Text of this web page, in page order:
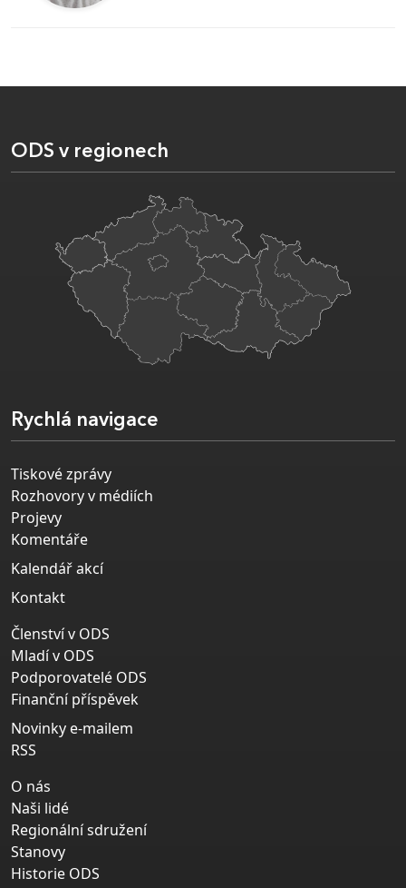
ODS v regionech
Rychlá navigace
Tiskové zprávy
Rozhovory v médiích
Projevy
Komentáře
Kalendář akcí
Kontakt
Členství v ODS
Mladí v ODS
Podporovatelé ODS
Finanční příspěvek
Novinky e-mailem
RSS
O nás
Naši lidé
Regionální sdružení
Stanovy
Historie ODS